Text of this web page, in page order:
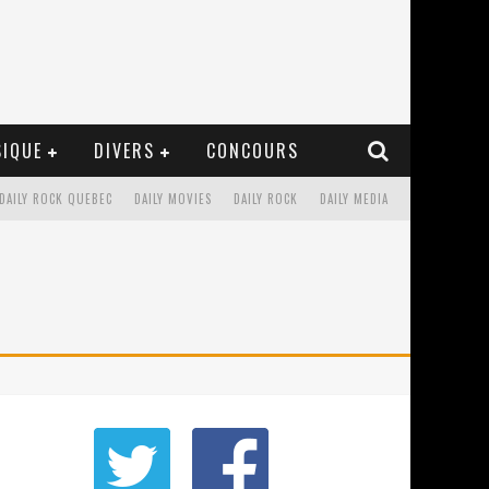
DIVERS CONCOURS
DAILY MEDIA
DAILY ROCK
DAILY MOVIES
DAILY ROCK QUEBEC